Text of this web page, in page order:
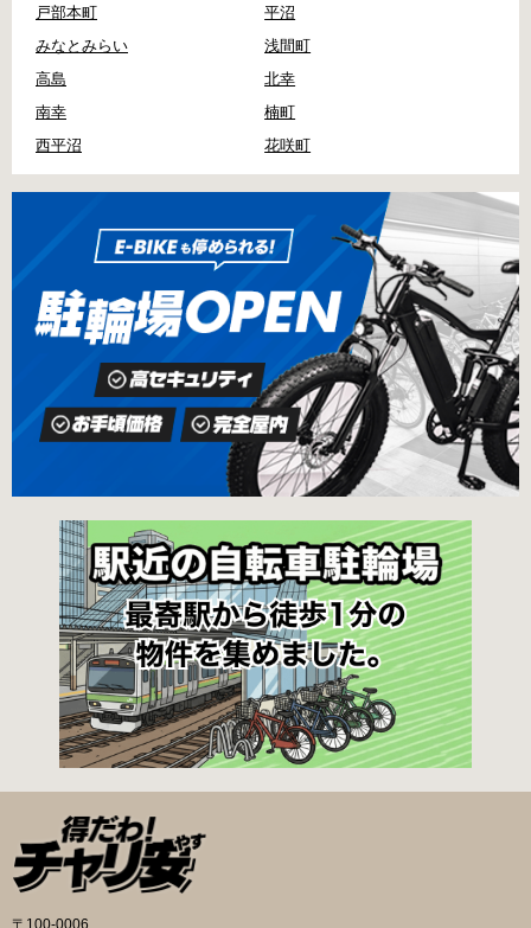
戸部本町
平沼
みなとみらい
浅間町
高島
北幸
南幸
楠町
西平沼
花咲町
〒100-0006